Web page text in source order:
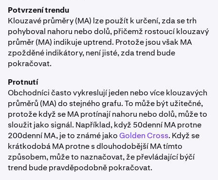
Potvrzení trendu
Klouzavé průměry (MA) lze použít k určení, zda se trh
pohyboval nahoru nebo dolů, přičemž rostoucí klouzavý
průměr (MA) indikuje uptrend. Protože jsou však MA
zpožděné indikátory, není jisté, zda trend bude
pokračovat.
Protnutí
Obchodníci často vykreslují jeden nebo více klouzavých
průměrů (MA) do stejného grafu. To může být užitečné,
protože když se MA protínají nahoru nebo dolů, může to
sloužit jako signál. Například, když 50denní MA protne
200denní MA, je to známé jako Golden Cross. Když se
krátkodobá MA protne s dlouhodobější MA tímto
způsobem, může to naznačovat, že převládající býčí
trend bude pravděpodobně pokračovat.